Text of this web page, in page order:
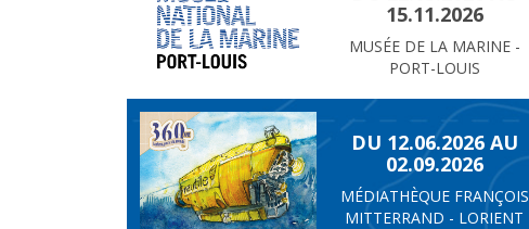
15.11.2026
MUSÉE DE LA MARINE -
PORT-LOUIS
DU 12.06.2026 AU
02.09.2026
MÉDIATHÈQUE FRANÇOIS
MITTERRAND - LORIENT